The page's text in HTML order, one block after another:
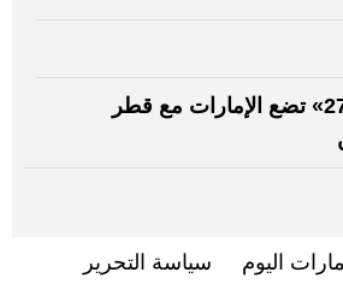
قرعة «خليجي 27» تضع الإمارات مع قطر
اليوم سياسة التحرير